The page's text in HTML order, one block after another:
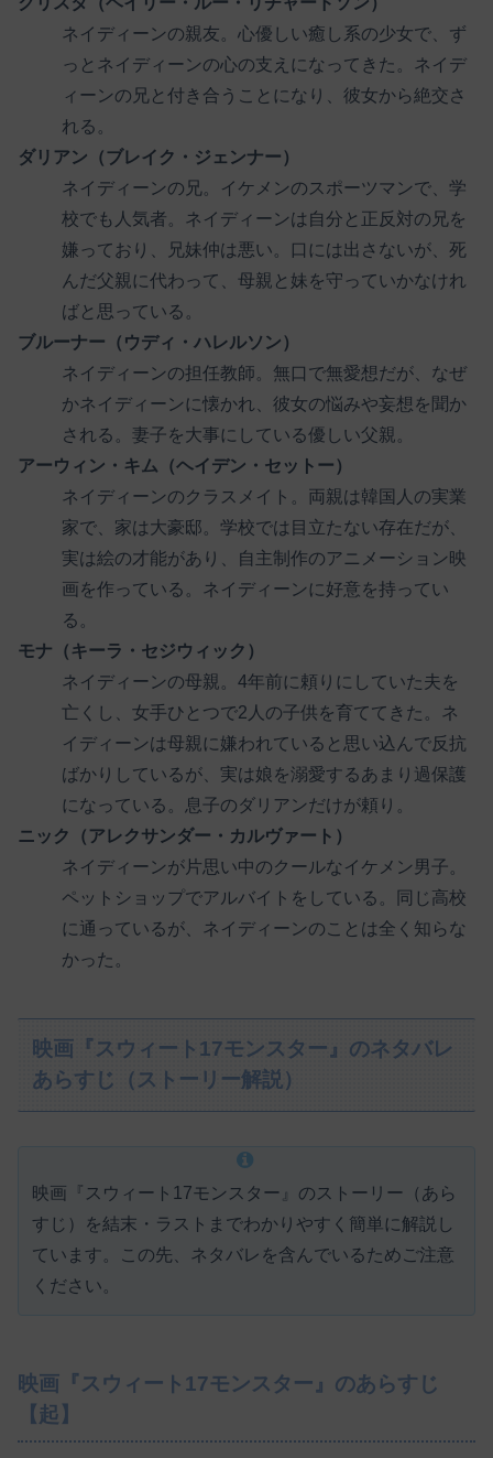
ネイディーンの親友。心優しい癒し系の少女で、ず
っとネイディーンの心の支えになってきた。ネイデ
ィーンの兄と付き合うことになり、彼女から絶交さ
れる。
ダリアン（ブレイク・ジェンナー）
ネイディーンの兄。イケメンのスポーツマンで、学
校でも人気者。ネイディーンは自分と正反対の兄を
嫌っており、兄妹仲は悪い。口には出さないが、死
んだ父親に代わって、母親と妹を守っていかなけれ
ばと思っている。
ブルーナー（ウディ・ハレルソン）
ネイディーンの担任教師。無口で無愛想だが、なぜ
かネイディーンに懐かれ、彼女の悩みや妄想を聞か
される。妻子を大事にしている優しい父親。
アーウィン・キム（ヘイデン・セットー）
ネイディーンのクラスメイト。両親は韓国人の実業
家で、家は大豪邸。学校では目立たない存在だが、
実は絵の才能があり、自主制作のアニメーション映
画を作っている。ネイディーンに好意を持ってい
る。
モナ（キーラ・セジウィック）
ネイディーンの母親。4年前に頼りにしていた夫を
亡くし、女手ひとつで2人の子供を育ててきた。ネ
イディーンは母親に嫌われていると思い込んで反抗
ばかりしているが、実は娘を溺愛するあまり過保護
になっている。息子のダリアンだけが頼り。
ニック（アレクサンダー・カルヴァート）
ネイディーンが片思い中のクールなイケメン男子。
ペットショップでアルバイトをしている。同じ高校
に通っているが、ネイディーンのことは全く知らな
かった。
映画『スウィート17モンスター』のネタバレ
あらすじ（ストーリー解説）
映画『スウィート17モンスター』のストーリー（あら
すじ）を結末・ラストまでわかりやすく簡単に解説し
ています。この先、ネタバレを含んでいるためご注意
ください。
映画『スウィート17モンスター』のあらすじ
【起】